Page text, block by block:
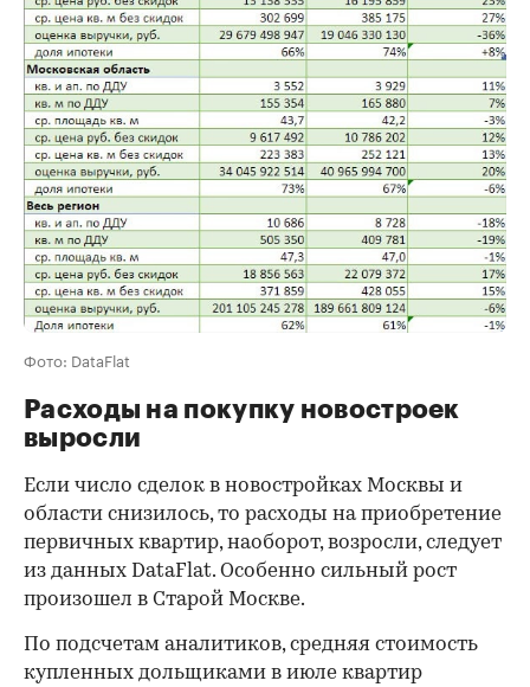
Фото: DataFlat
Расходы на покупку новостроек
выросли
Если число сделок в новостройках Москвы и
области снизилось, то расходы на приобретение
первичных квартир, наоборот, возросли, следует
из данных DataFlat. Особенно сильный рост
произошел в Старой Москве.
По подсчетам аналитиков, средняя стоимость
купленных дольщиками в июле квартир